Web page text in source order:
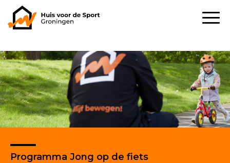
Programma Jong op de fiets